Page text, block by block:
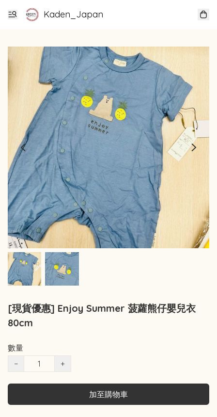
Kaden_Japan
[現貨優惠] Enjoy Summer 菠蘿熊仔嬰兒衣
80cm
數量
−
+
加至購物車